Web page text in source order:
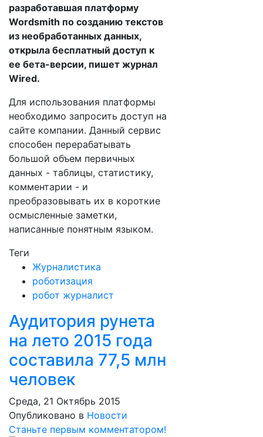
разработавшая платформу
Wordsmith по созданию текстов
из необработанных данных,
открыла бесплатный доступ к
ее бета-версии, пишет журнал
Wired.
Для использования платформы
необходимо запросить доступ на
сайте компании. Данный сервис
способен перерабатывать
большой объем первичных
данных - таблицы, статистику,
комментарии - и
преобразовывать их в короткие
осмысленные заметки,
написанные понятным языком.
Теги
Журналистика
роботизация
робот журналист
Аудитория рунета
на лето 2015 года
составила 77,5 млн
человек
Среда, 21 Октябрь 2015
Опубликовано в Новости
Станьте первым комментатором!